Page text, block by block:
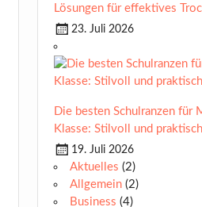
Lösungen für effektives
23. Juli 2026
Die besten Schulranzen für
Klasse: Stilvoll und
19. Juli 2026
Aktuelles (2)
Allgemein (2)
Business (4)